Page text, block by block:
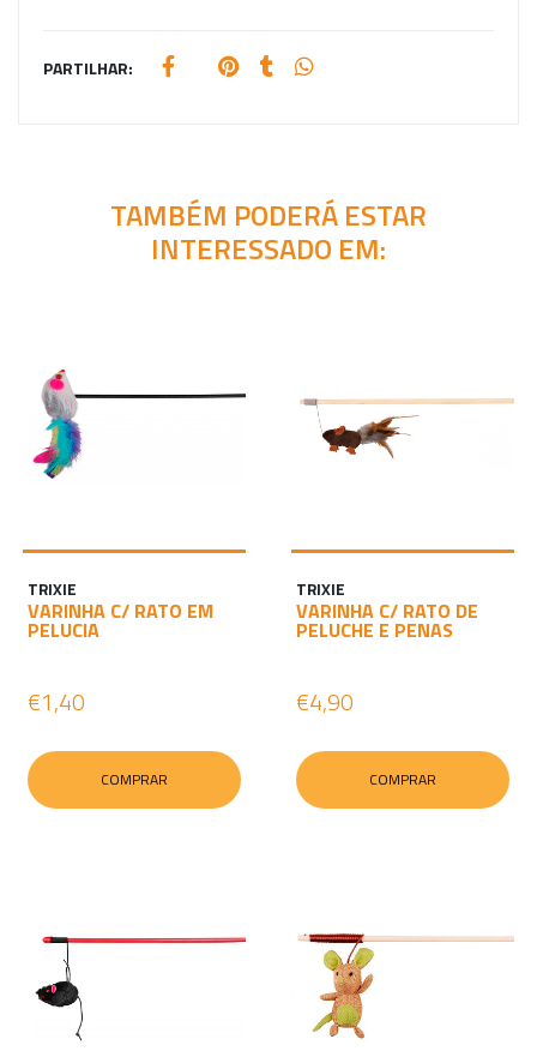
PARTILHAR:
TAMBÉM PODERÁ ESTAR
INTERESSADO EM:
TRIXIE
VARINHA C/ RATO EM
PELUCIA
€1,40
COMPRAR
TRIXIE
VARINHA C/ RATO DE
PELUCHE E PENAS
€4,90
COMPRAR